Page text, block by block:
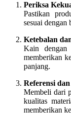
Periksa
Pastikan
sesuai dengan
Ketebalan
Kain dengan
memberikan
panjang.
Referensi
Membeli dari
kualitas
memberikan